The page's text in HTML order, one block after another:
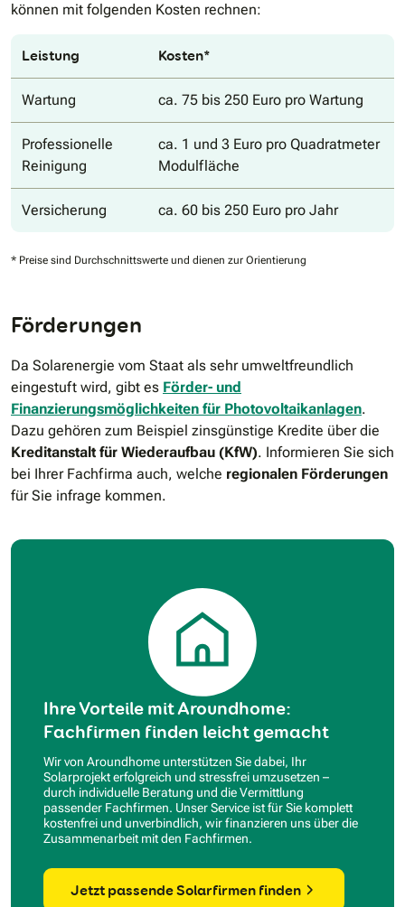
können mit folgenden Kosten rechnen:
Leistung Kosten*
Wartung ca. 75 bis 250 Euro pro Wartung
Professionelle
Reinigung
ca. 1 und 3 Euro pro Quadratmeter
Modulfläche
Versicherung ca. 60 bis 250 Euro pro Jahr
* Preise sind Durchschnittswerte und dienen zur Orientierung
Förderungen
Da Solarenergie vom Staat als sehr umweltfreundlich
eingestuft wird, gibt es Förder- und
Finanzierungsmöglichkeiten für Photovoltaikanlagen.
Dazu gehören zum Beispiel zinsgünstige Kredite über die
Kreditanstalt für Wiederaufbau (KfW). Informieren Sie sich
bei Ihrer Fachfirma auch, welche regionalen Förderungen
für Sie infrage kommen.
Ihre Vorteile mit Aroundhome:
Fachfirmen finden leicht gemacht
Wir von Aroundhome unterstützen Sie dabei, Ihr
Solarprojekt erfolgreich und stressfrei umzusetzen –
durch individuelle Beratung und die Vermittlung
passender Fachfirmen. Unser Service ist für Sie komplett
kostenfrei und unverbindlich, wir finanzieren uns über die
Zusammenarbeit mit den Fachfirmen.
Jetzt passende Solarfirmen finden